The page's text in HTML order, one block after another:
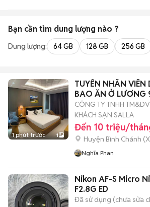
Bạn cần tìm dung lượng nào ?
Dung lượng: 64 GB 128 GB 256 GB
1 phút trước 1
TUYỂN NHÂN VIÊN
BAO ĂN Ở
CÔNG TY TNHH
KHÁCH SẠN SALLA
Đến 10 triệu/
Huyện Bình Chánh (
Nghĩa Phan
Nikon AF-S Micro
F2.8G ED
Đã sử dụng (chưa sửa